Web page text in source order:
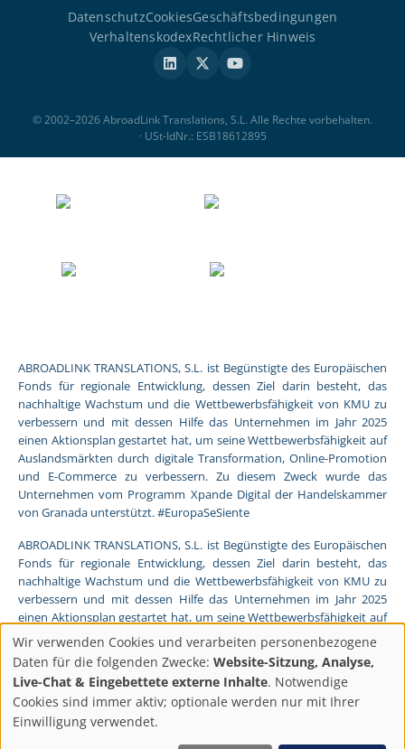
DatenschutzCookiesGeschäftsbedingungen
VerhaltenskodexRechtlicher Hinweis
© 2002–2026 AbroadLink Translations, S.L. Alle Rechte vorbehalten.
· USt-IdNr.: ESB18612895
ABROADLINK TRANSLATIONS, S.L. ist Begünstigte des Europäischen
Fonds für regionale Entwicklung, dessen Ziel darin besteht, das
nachhaltige Wachstum und die Wettbewerbsfähigkeit von KMU zu
verbessern und mit dessen Hilfe das Unternehmen im Jahr 2025
einen Aktionsplan gestartet hat, um seine Wettbewerbsfähigkeit auf
Auslandsmärkten durch digitale Transformation, Online-Promotion
und E-Commerce zu verbessern. Zu diesem Zweck wurde das
Unternehmen vom Programm Xpande Digital der Handelskammer
von Granada unterstützt. #EuropaSeSiente
ABROADLINK TRANSLATIONS, S.L. ist Begünstigte des Europäischen
Fonds für regionale Entwicklung, dessen Ziel darin besteht, das
nachhaltige Wachstum und die Wettbewerbsfähigkeit von KMU zu
verbessern und mit dessen Hilfe das Unternehmen im Jahr 2025
einen Aktionsplan gestartet hat, um seine Wettbewerbsfähigkeit auf
Auslandsmärkten durch digitale Transformation, Online-Promotion
und E-Commerce zu verbessern. Zu diesem Zweck wurde das
Unternehmen vom Programm Pyme Digital der Handelskammer
von Granada unterstützt. #EuropaSeSiente
EUROPÄISCHER FONDS FÜR REGIONALE ENTWICKLUNG
Ein Weg, Europa zu gestalten
Wir verwenden Cookies und verarbeiten personenbezogene
Daten für die folgenden Zwecke: Website-Sitzung, Analyse,
Live-Chat & Eingebettete externe Inhalte. Notwendige
Cookies sind immer aktiv; optionale werden nur mit Ihrer
Einwilligung verwendet.